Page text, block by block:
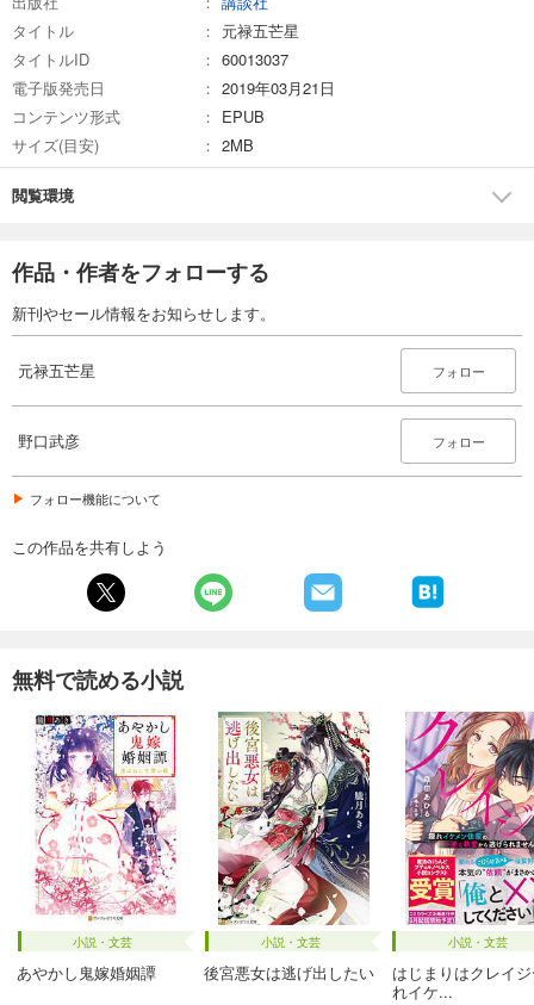
タイトル
元禄五芒星
タイトルID
60013037
電子版発売日
2019年03月21日
コンテンツ形式
EPUB
サイズ(目安)
2MB
閲覧環境
作品・作者をフォローする
新刊やセール情報をお知らせします。
元禄五芒星 フォロー
野口武彦 フォロー
フォロー機能について
この作品を共有しよう
無料で読める小説
小説・文芸
あやかし鬼嫁婚姻譚
小説・文芸
後宮悪女は逃げ出したい
小説・文芸
はじまりはクレイ
れイケ...